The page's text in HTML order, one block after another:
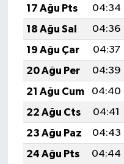
17 Ağu Pts
04:34
18 Ağu Sal
04:36
19 Ağu Çar
04:37
20 Ağu Per
04:39
21 Ağu Cum
04:40
22 Ağu Cts
04:41
23 Ağu Paz
04:43
24 Ağu Pts
04:44